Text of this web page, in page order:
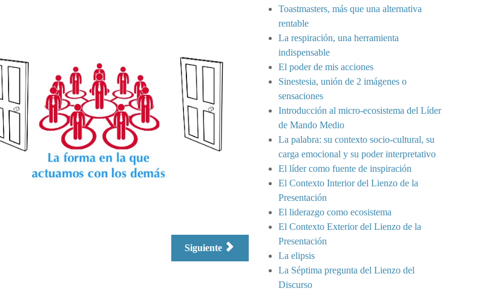
Siguiente
Toastmasters, más que una alternativa
rentable
La respiración, una herramienta
indispensable
El poder de mis acciones
Sinestesia, unión de 2 imágenes o
sensaciones
Introducción al micro-ecosistema del Líder
de Mando Medio
La palabra: su contexto socio-cultural, su
carga emocional y su poder interpretativo
El líder como fuente de inspiración
El Contexto Interior del Lienzo de la
Presentación
El liderazgo como ecosistema
El Contexto Exterior del Lienzo de la
Presentación
La elipsis
La Séptima pregunta del Lienzo del
Discurso